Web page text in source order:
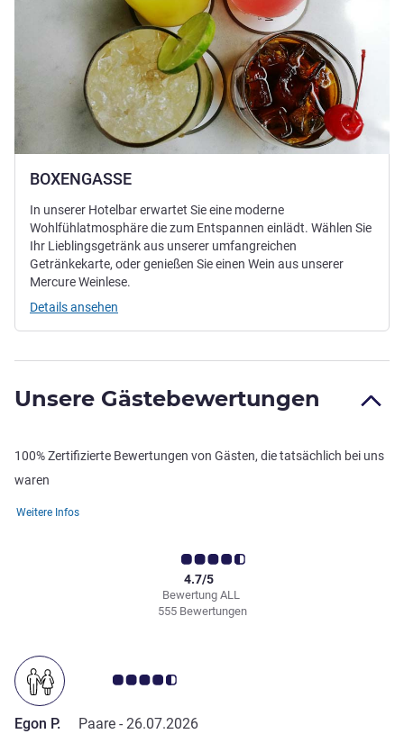
BOXENGASSE
In unserer Hotelbar erwartet Sie eine moderne
Wohlfühlatmosphäre die zum Entspannen einlädt. Wählen Sie
Ihr Lieblingsgetränk aus unserer umfangreichen
Getränkekarte, oder genießen Sie einen Wein aus unserer
Mercure Weinlese.
Details ansehen
Unsere Gästebewertungen
100% Zertifizierte Bewertungen von Gästen, die tatsächlich bei uns
waren
Weitere Infos
Bewertung ALL
4.7/5
555 Bewertungen
Note Kundenmeinungen 4.5/5
Egon P. Paare - 26.07.2026